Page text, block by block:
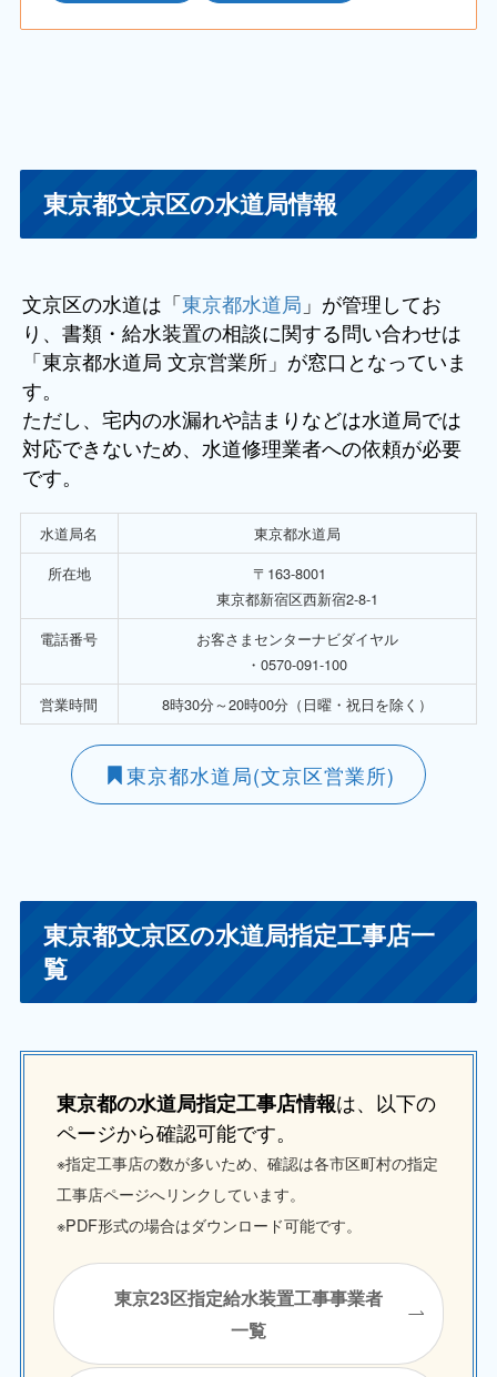
東京都文京区の水道局情報
文京区の水道は「東京都水道局 」が管理してお
り、書類・給水装置の相談に関する問い合わせは
「東京都水道局 文京営業所」が窓口となっていま
す。
ただし、宅内の水漏れや詰まりなどは水道局では
対応できないため、水道修理業者への依頼が必要
です。
水道局名
東京都水道局
所在地
〒163-8001
東京都新宿区西新宿2-8-1
電話番号
お客さまセンターナビダイヤル
・0570-091-100
営業時間
8時30分～20時00分（日曜・祝日を除く）
東京都水道局(文京区営業所)
東京都文京区の水道局指定工事店一
覧
東京都の水道局指定工事店情報は、以下の
ページから確認可能です。
※指定工事店の数が多いため、確認は各市区町村の指定
工事店ページへリンクしています。
※PDF形式の場合はダウンロード可能です。
東京23区指定給水装置工事事業者
一覧